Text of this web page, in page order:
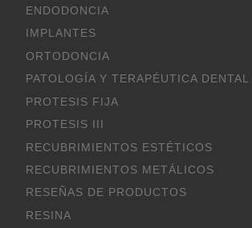
ENDODONCIA
IMPLANTES
ORTODONCIA
PATOLOGÍA Y TERAPÉUTICA DENTAL I
PROTESIS FIJA
PROTESIS III
RECUBRIMIENTOS ESTÉTICOS
RECUBRIMIENTOS METÁLICOS
RESEÑAS DE PRODUCTOS
RESINA